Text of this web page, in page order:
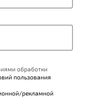
обработки
пользования
рекламной